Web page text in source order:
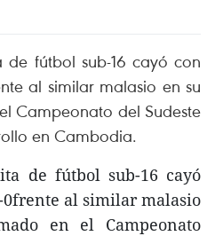
de fútbol sub-16 cayó con
al similar malasio en su
Campeonato del Sudeste
en Cambodia.
de fútbol sub-16 cayó
al similar malasio
en el Campeonato